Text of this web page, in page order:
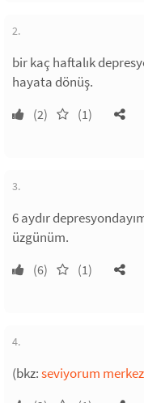
2.
bir kaç haftalık
hayata dönüş.
(2) (1)
3.
6 aydır
üzgünüm.
(6) (1)
4.
(bkz:seviyorum merkez